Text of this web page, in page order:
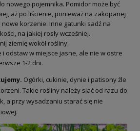
nowego pojemnika. Pomidor może być
aż po liścienie, ponieważ na zakopanej
nowe korzenie. Inne gatunki sadź na
na jakiej rosły wcześniej.
ziemię wokół rośliny.
i odstaw w miejsce jasne, ale nie w ostre
1-2 dni.
Ogórki, cukinie, dynie i patisony źle
Takie rośliny należy siać od razu do
a przy wysadzaniu starać się nie